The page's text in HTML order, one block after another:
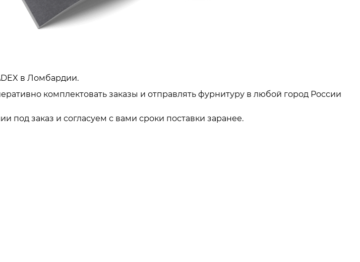
в Ломбардии.
комплектовать заказы и отправлять фурнитуру в любой город России
заказ и согласуем с вами сроки поставки заранее.